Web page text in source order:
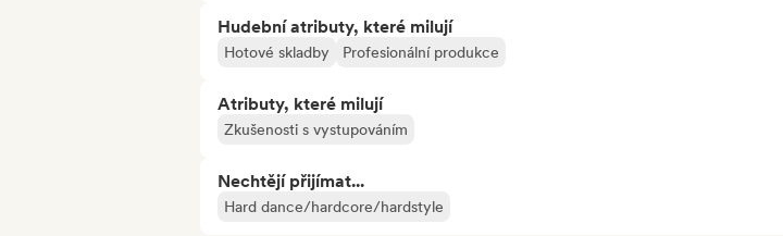
Hudební atributy, které milují
Hotové skladby Profesionální produkce
Atributy, které milují
Zkušenosti s vystupováním
Nechtějí přijímat...
Hard dance/hardcore/hardstyle